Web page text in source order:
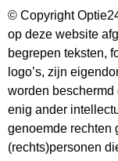
© Copyright
op deze website
begrepen teksten,
logo’s, zijn
worden beschermd
enig ander
genoemde rechten
(rechts)personen